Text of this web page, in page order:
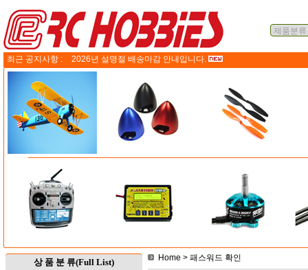
최근 공지사항 : 2026년 설명절 배송마감 안내입니다.
상 품 분 류(Full List) Home > 패스워드 확인